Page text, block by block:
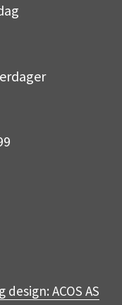
design: ACOS AS